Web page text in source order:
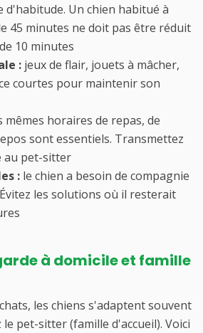
d'habitude. Un chien habitué à
45 minutes ne doit pas être réduit
10 minutes
: jeux de flair, jouets à mâcher,
courtes pour maintenir son
mêmes horaires de repas, de
sont essentiels. Transmettez
au pet-sitter
: le chien a besoin de compagnie
les solutions où il resterait
à domicile et famille
les chiens s'adaptent souvent
le pet-sitter(famille d'accueil). Voici